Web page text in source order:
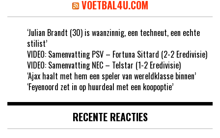
VOETBAL4U.COM
‘Julian Brandt (30) is waanzinnig, een techneut, een echte
stilist’
VIDEO: Samenvatting PSV – Fortuna Sittard (2-2 Eredivisie)
VIDEO: Samenvatting NEC – Telstar (1-2 Eredivisie)
‘Ajax haalt met hem een speler van wereldklasse binnen’
‘Feyenoord zet in op huurdeal met een koopoptie’
RECENTE REACTIES